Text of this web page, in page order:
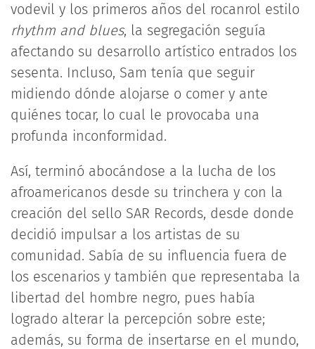
vodevil y los primeros años del rocanrol estilo
rhythm and blues, la segregación seguía
afectando su desarrollo artístico entrados los
sesenta. Incluso, Sam tenía que seguir
midiendo dónde alojarse o comer y ante
quiénes tocar, lo cual le provocaba una
profunda inconformidad.
Así, terminó abocándose a la lucha de los
afroamericanos desde su trinchera y con la
creación del sello SAR Records, desde donde
decidió impulsar a los artistas de su
comunidad. Sabía de su influencia fuera de
los escenarios y también que representaba la
libertad del hombre negro, pues había
logrado alterar la percepción sobre este;
además, su forma de insertarse en el mundo,